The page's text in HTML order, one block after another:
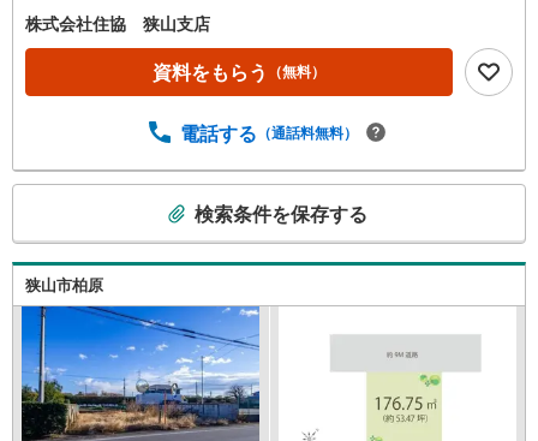
■閑静な住宅街で暮らしやすい！など
株式会社住協 狭山支店
資料をもらう （無料）
電話する （通話料無料）
検
索
条
で
通
知
を
検索条件を保存する
狭山市柏原